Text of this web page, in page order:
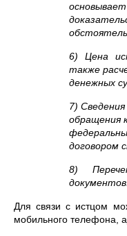
6) Цена
также
денежных
7)
обращения
договором
8)
документов.
Для связи с истцом
мобильного телефона,